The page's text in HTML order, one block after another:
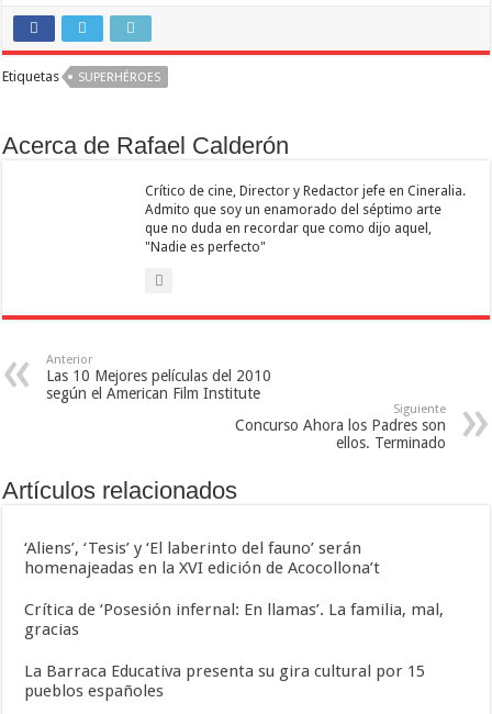
Etiquetas SUPERHÉROES
Acerca de Rafael Calderón
Crítico de cine, Director y Redactor jefe en Cineralia.
Admito que soy un enamorado del séptimo arte
que no duda en recordar que como dijo aquel,
"Nadie es perfecto"
Anterior
Las 10 Mejores películas del 2010
según el American Film Institute
Siguiente
Concurso Ahora los Padres son
ellos. Terminado
Artículos relacionados
‘Aliens’, ‘Tesis’ y ‘El laberinto del fauno’ serán
homenajeadas en la XVI edición de Acocollona’t
Crítica de ‘Posesión infernal: En llamas’. La familia, mal,
gracias
La Barraca Educativa presenta su gira cultural por 15
pueblos españoles